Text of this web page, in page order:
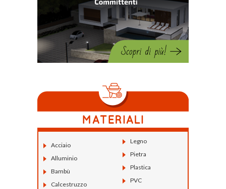
Acciaio
Alluminio
Bambù
Calcestruzzo
Legno
Pietra
Plastica
PVC